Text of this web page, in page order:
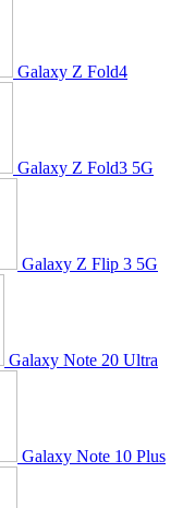
Galaxy Z Fold4
Galaxy Z Fold3 5G
Galaxy Z Flip 3 5G
Galaxy Note 20 Ultra
Galaxy Note 10 Plus